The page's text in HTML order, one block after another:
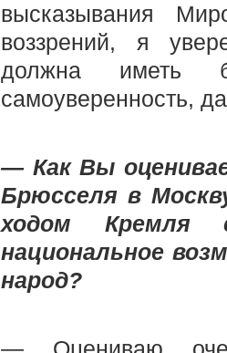
высказывания
воззрений, я
должна иметь
самоуверенность,
— Как Вы
Брюсселя в
ходом Кремля
национальное
народ?